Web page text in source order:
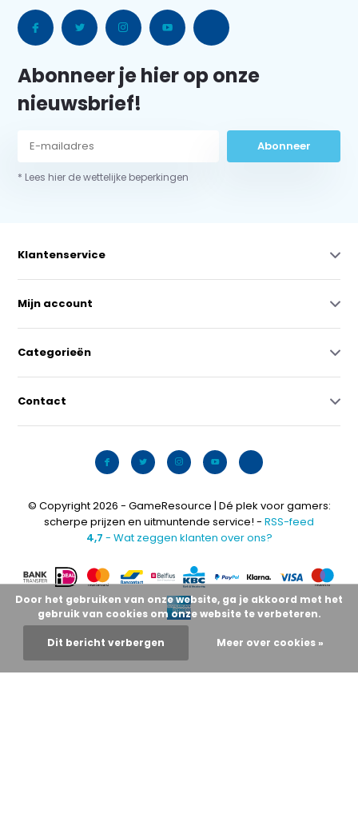
Abonneer je hier op onze
nieuwsbrief!
Abonneer
* Lees hier de wettelijke beperkingen
Klantenservice
Mijn account
Categorieën
Contact
© Copyright 2026 - GameResource | Dé plek voor gamers:
scherpe prijzen en uitmuntende service! - RSS-feed
4,7 - Wat zeggen klanten over ons?
Door het gebruiken van onze website, ga je akkoord met het
gebruik van cookies om onze website te verbeteren.
Dit bericht verbergen Meer over cookies »